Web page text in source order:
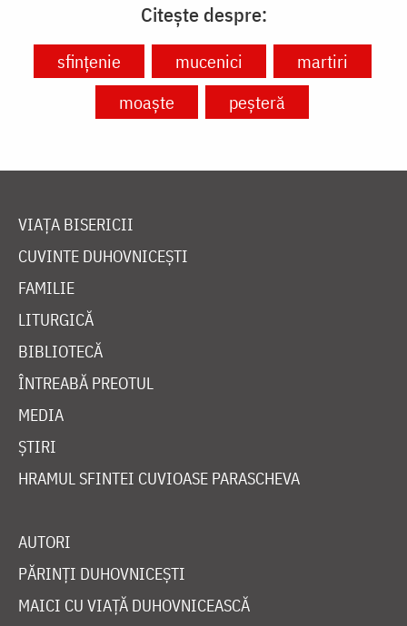
Citește despre:
sfințenie mucenici
martiri
moaște
peșteră
VIAȚA BISERICII
CUVINTE DUHOVNICEȘTI
FAMILIE
LITURGICĂ
BIBLIOTECĂ
ÎNTREABĂ PREOTUL
MEDIA
ȘTIRI
HRAMUL SFINTEI CUVIOASE PARASCHEVA
AUTORI
PĂRINȚI DUHOVNICEȘTI
MAICI CU VIAȚĂ DUHOVNICEASCĂ